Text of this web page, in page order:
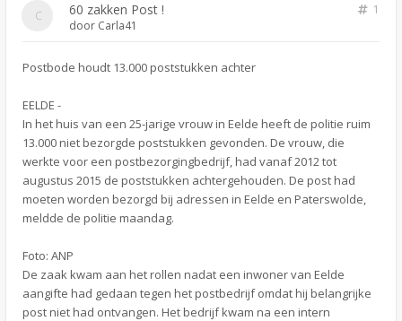
60 zakken Post !
1
door Carla41
Postbode houdt 13.000 poststukken achter
EELDE -
In het huis van een 25-jarige vrouw in Eelde heeft de politie ruim
13.000 niet bezorgde poststukken gevonden. De vrouw, die
werkte voor een postbezorgingbedrijf, had vanaf 2012 tot
augustus 2015 de poststukken achtergehouden. De post had
moeten worden bezorgd bij adressen in Eelde en Paterswolde,
meldde de politie maandag.
Foto: ANP
De zaak kwam aan het rollen nadat een inwoner van Eelde
aangifte had gedaan tegen het postbedrijf omdat hij belangrijke
post niet had ontvangen. Het bedrijf kwam na een intern